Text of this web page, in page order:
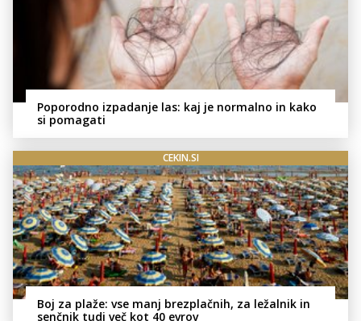
Poporodno izpadanje las: kaj je normalno in kako
si pomagati
CEKIN.SI
Boj za plaže: vse manj brezplačnih, za ležalnik in
senčnik tudi več kot 40 evrov